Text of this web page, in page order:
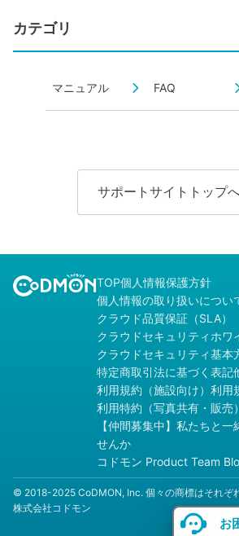
カテゴリ
マニュアル FAQ
サポートサイトトップ
TOP個人情報保護方針
個人情報の取り扱いについ
クラウド品質保証（SLA）
クラウドセキュリティホワ
クラウドセキュリティ基本
特定商取引法に基づく表記
利用規約（施設向け） 利用
利用特約（写真共有・販売）
【仲間募集中】私たちと
せんか
コドモン Product Team
© 2018-2025 CoDMON, Inc. 個々の商標はそれぞ
株式会社コドモン